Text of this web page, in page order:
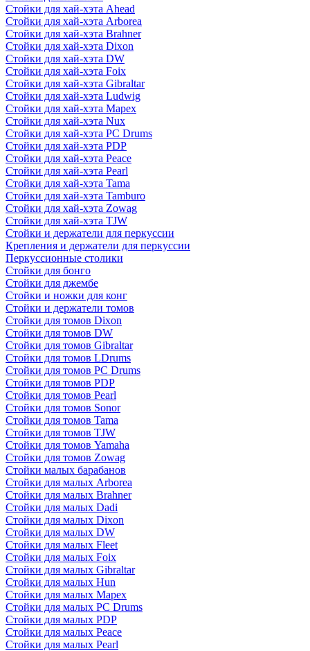
Стойки для хай-хэта Ahead
Стойки для хай-хэта Arborea
Стойки для хай-хэта Brahner
Стойки для хай-хэта Dixon
Стойки для хай-хэта DW
Стойки для хай-хэта Foix
Стойки для хай-хэта Gibraltar
Стойки для хай-хэта Ludwig
Стойки для хай-хэта Mapex
Стойки для хай-хэта Nux
Стойки для хай-хэта PC Drums
Стойки для хай-хэта PDP
Стойки для хай-хэта Peace
Стойки для хай-хэта Pearl
Стойки для хай-хэта Tama
Стойки для хай-хэта Tamburo
Стойки для хай-хэта Zowag
Стойки для хай-хэта TJW
Стойки и держатели для перкуссии
Крепления и держатели для перкуссии
Перкуссионные столики
Стойки для бонго
Стойки для джембе
Стойки и ножки для конг
Стойки и держатели томов
Стойки для томов Dixon
Стойки для томов DW
Стойки для томов Gibraltar
Стойки для томов LDrums
Стойки для томов PC Drums
Стойки для томов PDP
Стойки для томов Pearl
Стойки для томов Sonor
Стойки для томов Tama
Стойки для томов TJW
Стойки для томов Yamaha
Стойки для томов Zowag
Стойки малых барабанов
Стойки для малых Arborea
Стойки для малых Brahner
Стойки для малых Dadi
Стойки для малых Dixon
Стойки для малых DW
Стойки для малых Fleet
Стойки для малых Foix
Стойки для малых Gibraltar
Стойки для малых Hun
Стойки для малых Mapex
Стойки для малых PC Drums
Стойки для малых PDP
Стойки для малых Peace
Стойки для малых Pearl